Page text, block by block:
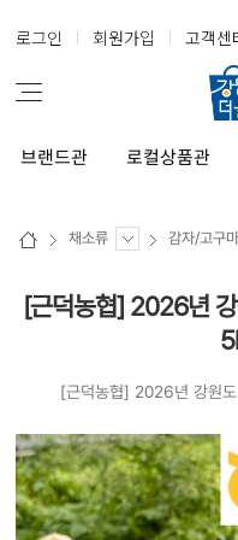
로그인 회원가입 고객센
브랜드관 로컬상품관
채소류 감자/고구마
[근덕농협] 2026년
[근덕농협] 2026년 강원